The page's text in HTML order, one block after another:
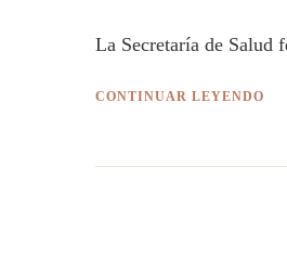
La Secretaría de Salud
CONTINUAR LEYENDO